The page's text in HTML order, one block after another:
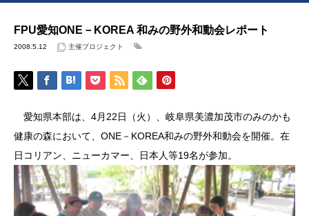
FPU愛知ONE－KOREA 和みの野外和動会レポート
2008.5.12 主催プロジェクト
愛知県本部は、4月22日（火）、岐阜県美濃加茂市のみのかも
健康の森において、ONE－KOREA和みの野外和動会を開催。在
日コリアン、ニューカマー、日本人等19名が参加。